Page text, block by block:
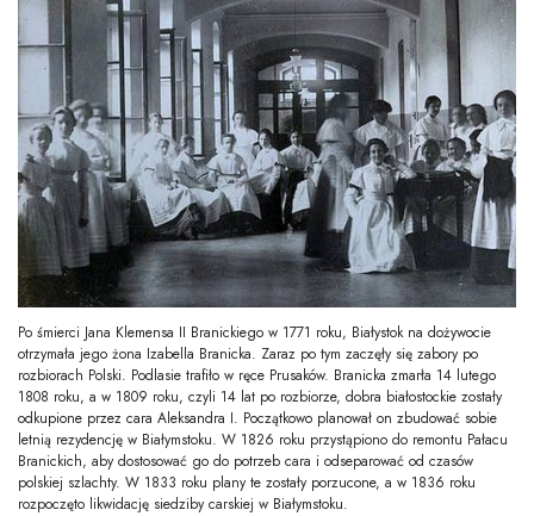
Po śmierci Jana Klemensa II Branickiego w 1771 roku, Białystok na dożywocie
otrzymała jego żona Izabella Branicka. Zaraz po tym zaczęły się zabory po
rozbiorach Polski. Podlasie trafiło w ręce Prusaków. Branicka zmarła 14 lutego
1808 roku, a w 1809 roku, czyli 14 lat po rozbiorze, dobra białostockie zostały
odkupione przez cara Aleksandra I. Początkowo planował on zbudować sobie
letnią rezydencję w Białymstoku. W 1826 roku przystąpiono do remontu Pałacu
Branickich, aby dostosować go do potrzeb cara i odseparować od czasów
polskiej szlachty. W 1833 roku plany te zostały porzucone, a w 1836 roku
rozpoczęto likwidację siedziby carskiej w Białymstoku.